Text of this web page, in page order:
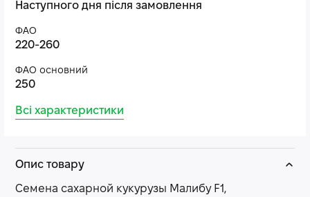
Наступного дня після замовлення
ФАО
220-260
ФАО основний
250
Всі характеристики
Опис товару
Семена сахарной кукурузы Малибу F1,